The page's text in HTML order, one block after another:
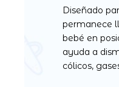
Diseñado
permanece
bebé en
ayuda a
cólicos,